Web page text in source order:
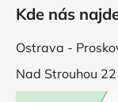
Kde nás
Ostrava -
Nad Strouhou